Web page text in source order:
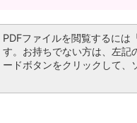
PDFファイルを閲覧するに
す。お持ちでない方は、左
ードボタンをクリックして、